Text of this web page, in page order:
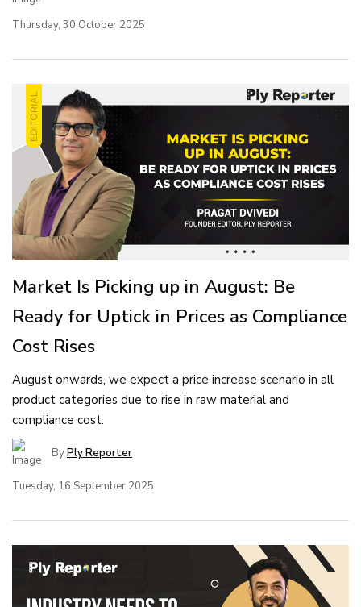
Thursday, 30 October 2025
Market Is Picking up in August: Be
Ready for Uptick in Prices as Compliance
Cost Rises
August onwards, we expect a price increase scenario in all
product categories due to rise in raw material and
compliance cost.
ByPly Reporter
Tuesday, 16 September 2025